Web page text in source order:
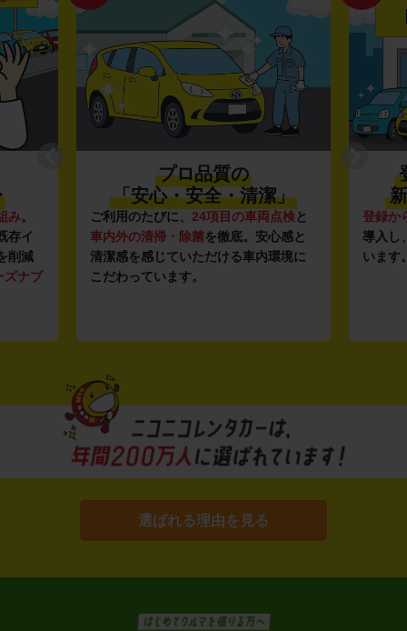
み。
存イ
削減
ズナブ
プロ品質の
「安心・安全・清潔」
ご利用のたびに、 24項目の車両点検と
車内外の清掃・除菌を徹底。安心感と
清潔感を感じていただける車内環境に
こだわっています。
登録か
導入し
います
選ばれる理由を見る